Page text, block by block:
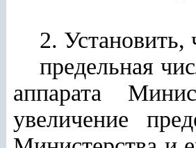
2. Установить,
предельная
аппарата
увеличение